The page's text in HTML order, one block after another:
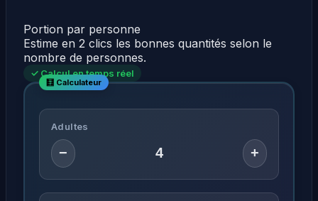
Portion par personne
Estime en 2 clics les bonnes quantités selon le
nombre de personnes.
✓ Calcul en temps réel
Adultes
− +